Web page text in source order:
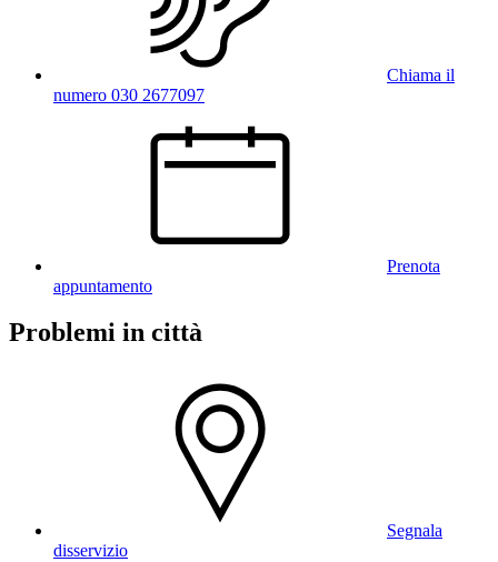
Chiama il
numero 030 2677097
Prenota
appuntamento
Problemi in città
Segnala
disservizio